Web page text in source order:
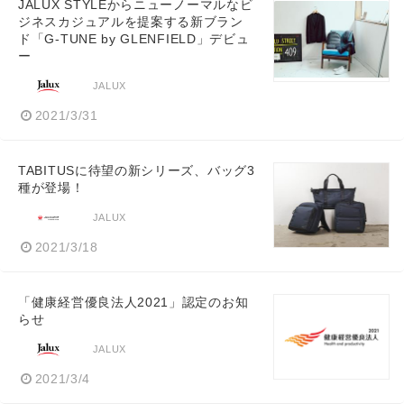
JALUX STYLEからニューノーマルなビ
ジネスカジュアルを提案する新ブラン
ド「G-TUNE by GLENFIELD」デビュ
ー
JALUX
2021/3/31
TABITUSに待望の新シリーズ、バッグ3
種が登場！
JALUX
2021/3/18
「健康経営優良法人2021」認定のお知
らせ
JALUX
2021/3/4